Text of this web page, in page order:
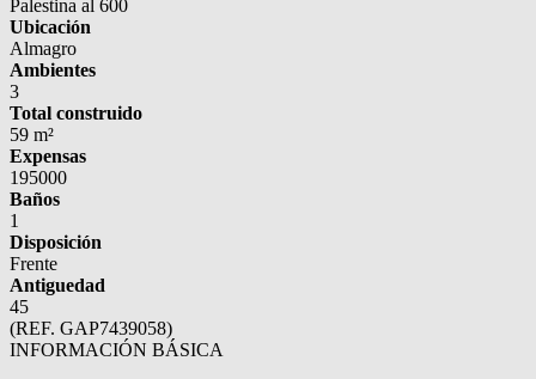
Palestina al 600
Ubicación
Almagro
Ambientes
3
Total construido
59 m²
Expensas
195000
Baños
1
Disposición
Frente
Antiguedad
45
(REF. GAP7439058)
INFORMACIÓN BÁSICA